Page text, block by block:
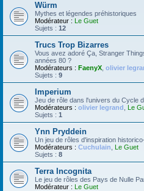
Würm
Mythes et légendes préhistoriques
Modérateur : Le Guet
Sujets : 12
Trucs Trop Bizarres
Vous avez adoré Ça, Stranger
années 80 ?
Modérateurs : FaenyX olivier
Sujets : 9
Imperium
Jeu de rôle dans l'univers du Cycle
Modérateurs : olivier legrand
Le
Sujets : 1
Ynn Pryddein
Un jeu de rôles d'inspiration
Modérateurs : Cuchulain
Le Guet
Sujets : 8
Terra Incognita
Le jeu de rôles des Pays de Nulle
Modérateur : Le Guet